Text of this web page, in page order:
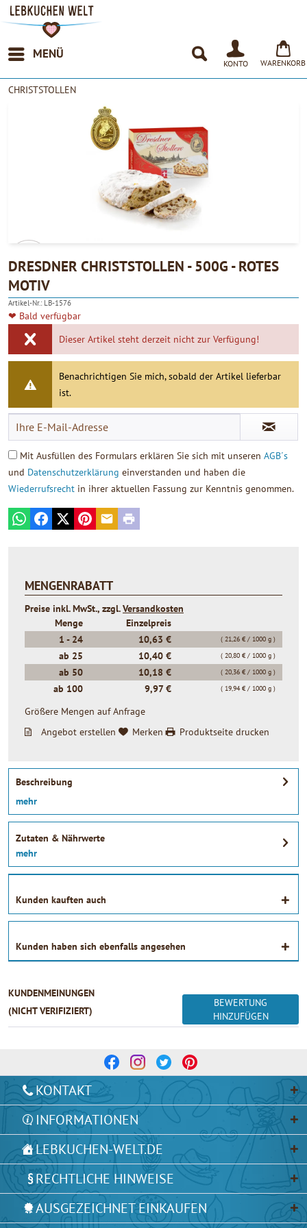
MENÜ
KONTO WARENKORB
CHRISTSTOLLEN
4.90
DRESDNER CHRISTSTOLLEN - 500G - ROTES
MOTIV
Artikel-Nr.: LB-1576
❤ Bald verfügbar
Dieser Artikel steht derzeit nicht zur Verfügung!
Benachrichtigen Sie mich, sobald der Artikel lieferbar
ist.
Mit Ausfüllen des Formulars erklären Sie sich mit unseren AGB´s
und Datenschutzerklärung einverstanden und haben die
Wiederrufsrecht in ihrer aktuellen Fassung zur Kenntnis genommen.
WhatsAppFacebook
X PinterestE-mailPrint
MENGENRABATT
Preise inkl. MwSt., zzgl.Versandkosten
Menge
Einzelpreis
1 - 24 10,63 € ( 21,26 € / 1000 g )
ab 25 10,40 € ( 20,80 € / 1000 g )
ab 50 10,18 € ( 20,36 € / 1000 g )
ab 100 9,97 € ( 19,94 € / 1000 g )
Größere Mengen auf Anfrage
Angebot erstellen
Merken Produktseite drucken
Beschreibung
mehr
Zutaten & Nährwerte
mehr
Kunden kauften auch
Kunden haben sich ebenfalls angesehen
KUNDENMEINUNGEN
(NICHT VERIFIZIERT)
BEWERTUNG
HINZUFÜGEN
KONTAKT
INFORMATIONEN
LEBKUCHEN-WELT.DE
RECHTLICHE HINWEISE
AUSGEZEICHNET EINKAUFEN